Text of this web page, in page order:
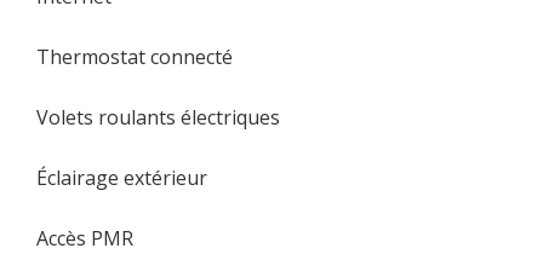
Thermostat connecté
Volets roulants électriques
Éclairage extérieur
Accès PMR